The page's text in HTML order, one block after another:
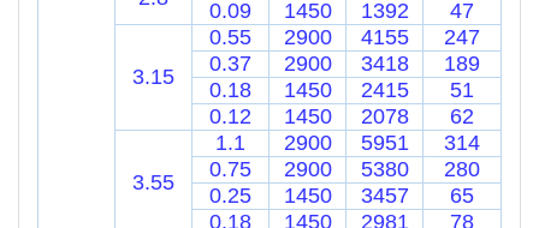
0.09
1450 1392 47
3.15
0.55 2900 4155
247
0.37
2900 3418
189
0.18
1450 2415
51
0.12
1450 2078 62
3.55
1.1 2900 5951
314
0.75
2900 5380
280
0.25
1450 3457
65
0.18
1450 2981 78